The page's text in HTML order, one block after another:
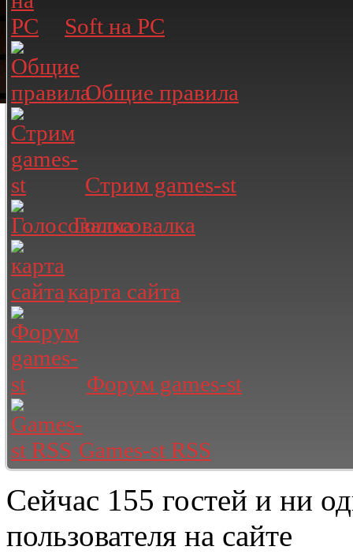
Soft на PC
Общие правила
Стрим games-st
Голосовалка
карта сайта
Форум games-st
Games-st RSS
Сейчас 155 гостей и ни
пользователя на сайте